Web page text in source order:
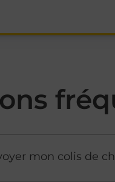
mon colis de